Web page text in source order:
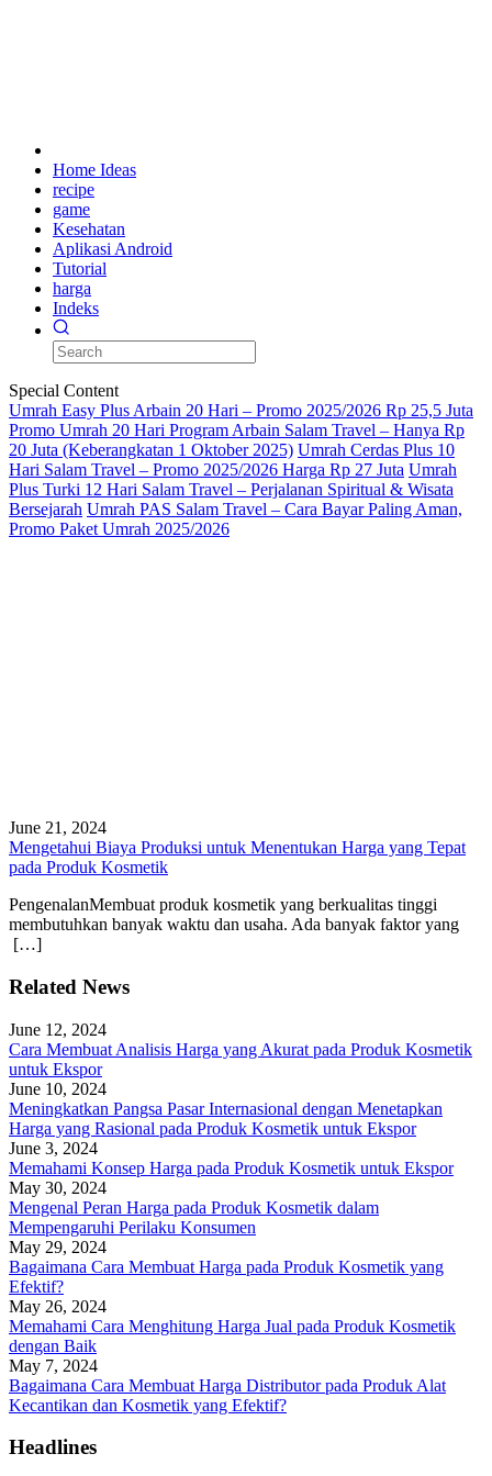
Home Ideas
recipe
game
Kesehatan
Aplikasi Android
Tutorial
harga
Indeks
Special Content
Umrah Easy Plus Arbain 20 Hari – Promo 2025/2026 Rp 25,5 Juta
Promo Umrah 20 Hari Program Arbain Salam Travel – Hanya Rp
20 Juta (Keberangkatan 1 Oktober 2025) Umrah Cerdas Plus 10
Hari Salam Travel – Promo 2025/2026 Harga Rp 27 Juta Umrah
Plus Turki 12 Hari Salam Travel – Perjalanan Spiritual & Wisata
Bersejarah Umrah PAS Salam Travel – Cara Bayar Paling Aman,
Promo Paket Umrah 2025/2026
June 21, 2024
Mengetahui Biaya Produksi untuk Menentukan Harga yang Tepat
pada Produk Kosmetik
PengenalanMembuat produk kosmetik yang berkualitas tinggi
membutuhkan banyak waktu dan usaha. Ada banyak faktor yang
[…]
Related News
June 12, 2024
Cara Membuat Analisis Harga yang Akurat pada Produk Kosmetik
untuk Ekspor
June 10, 2024
Meningkatkan Pangsa Pasar Internasional dengan Menetapkan
Harga yang Rasional pada Produk Kosmetik untuk Ekspor
June 3, 2024
Memahami Konsep Harga pada Produk Kosmetik untuk Ekspor
May 30, 2024
Mengenal Peran Harga pada Produk Kosmetik dalam
Mempengaruhi Perilaku Konsumen
May 29, 2024
Bagaimana Cara Membuat Harga pada Produk Kosmetik yang
Efektif?
May 26, 2024
Memahami Cara Menghitung Harga Jual pada Produk Kosmetik
dengan Baik
May 7, 2024
Bagaimana Cara Membuat Harga Distributor pada Produk Alat
Kecantikan dan Kosmetik yang Efektif?
Headlines